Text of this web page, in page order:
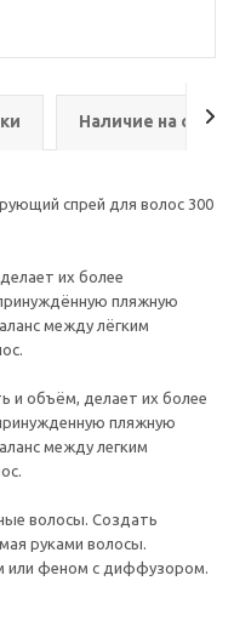
Наличие на
спрей для волос 300
их более
пляжную
между лёгким
и объём, делает их более
пляжную
между легким
волосы. Создать
руками волосы.
или феном с диффузором.